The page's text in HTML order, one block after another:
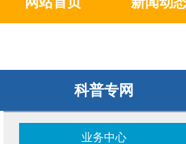
科普专网
业务中心